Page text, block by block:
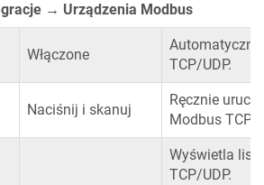
→ Urządzenia Modbus
Włączone
TCP/UDP.
Naciśnij i skanuj
Ręcznie
Modbus TCP/
Wyświetla
TCP/UDP.